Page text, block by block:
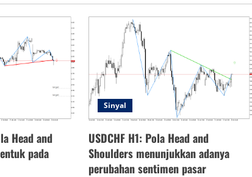
Head and
pada
Sinyal
USDCHF H1: Pola Head and
Shoulders menunjukkan adanya
perubahan sentimen pasar